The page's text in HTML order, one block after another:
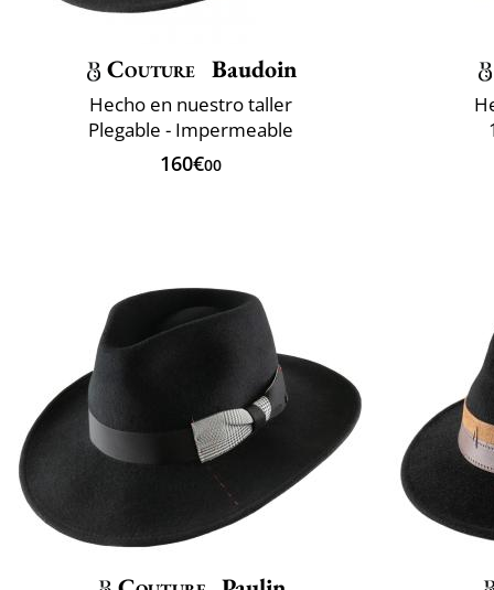
Couture Baudoin
Hecho en nuestro taller
Plegable - Impermeable
160€00